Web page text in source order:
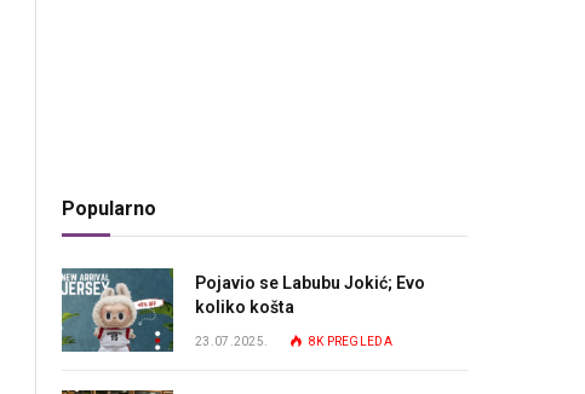
Popularno
Pojavio se Labubu Jokić; Evo
koliko košta
23.07.2025. 8K PREGLEDA